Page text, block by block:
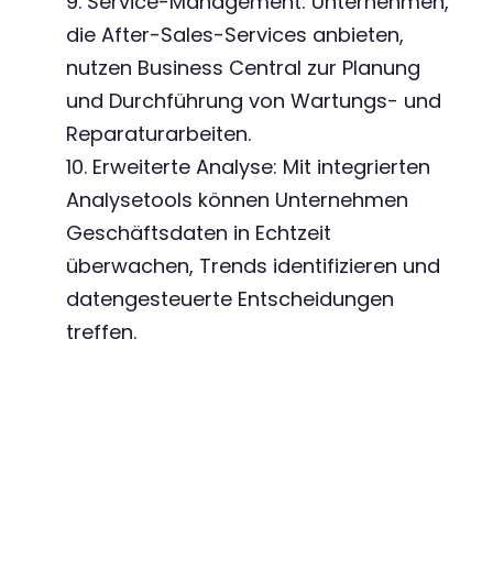
die After-Sales-Services anbieten,
nutzen Business Central zur Planung
und Durchführung von Wartungs- und
Reparaturarbeiten.
10. Erweiterte Analyse: Mit integrierten
Analysetools können Unternehmen
Geschäftsdaten in Echtzeit
überwachen, Trends identifizieren und
datengesteuerte Entscheidungen
treffen.